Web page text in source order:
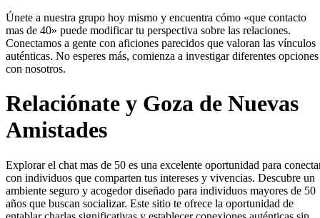
Únete a nuestra grupo hoy mismo y encuentra cómo «que contacto
mas de 40» puede modificar tu perspectiva sobre las relaciones.
Conectamos a gente con aficiones parecidos que valoran las vínculos
auténticas. No esperes más, comienza a investigar diferentes opciones
con nosotros.
Relaciónate y Goza de Nuevas
Amistades
Explorar el chat mas de 50 es una excelente oportunidad para
con individuos que comparten tus intereses y vivencias. Descubre un
ambiente seguro y acogedor diseñado para individuos mayores de 50
años que buscan socializar. Este sitio te ofrece la oportunidad de